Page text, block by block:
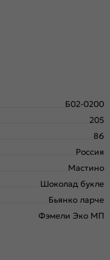
Б02-0200
205
86
Россия
Мастино
Шоколад букле
Бьянко ларче
Фэмели Эко МП